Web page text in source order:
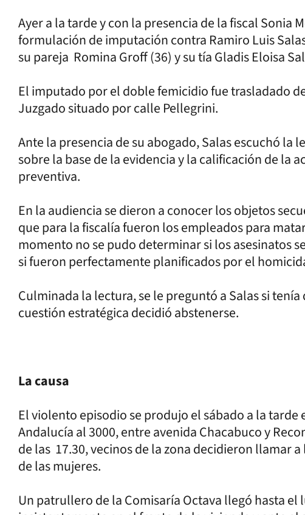
Ayer a la tarde y con la presencia de la fiscal Sonia
formulación de imputación contra Ramiro Luis
su pareja Romina Groff (36) y su tía Gladis Eloisa
El imputado por el doble femicidio fue trasladado
Juzgado situado por calle Pellegrini.
Ante la presencia de su abogado, Salas escuchó la
sobre la base de la evidencia y la calificación de la
preventiva.
En la audiencia se dieron a conocer los objetos
que para la fiscalía fueron los empleados para
momento no se pudo determinar si los asesinatos
si fueron perfectamente planificados por el
Culminada la lectura, se le preguntó a Salas si
cuestión estratégica decidió abstenerse.
La causa
El violento episodio se produjo el sábado a la tarde
Andalucía al 3000, entre avenida Chacabuco y
de las 17.30, vecinos de la zona decidieron llamar
de las mujeres.
Un patrullero de la Comisaría Octava llegó hasta